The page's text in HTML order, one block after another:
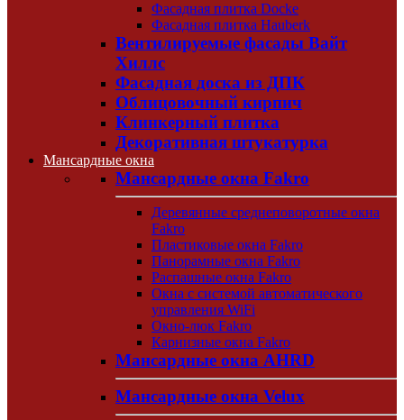
Фасадная плитка Docke
Фасадная плитка Hauberk
Вентилируемые фасады Вайт
Хиллс
Фасадная доска из ДПК
Облицовочный кирпич
Клинкерный плитка
Декоративная штукатурка
Мансардные окна
Мансардные окна Fakro
Деревянные среднеповоротные окна
Fakro
Пластиковые окна Fakro
Панорамные окна Fakro
Распашные окна Fakro
Окна с системой автоматического
управления WiFi
Окно-люк Fakro
Карнизные окна Fakro
Мансардные окна AHRD
Мансардные окна Velux